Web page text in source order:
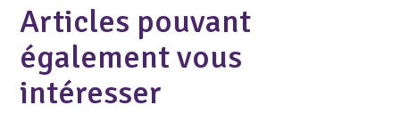
Articles pouvant
également vous
intéresser